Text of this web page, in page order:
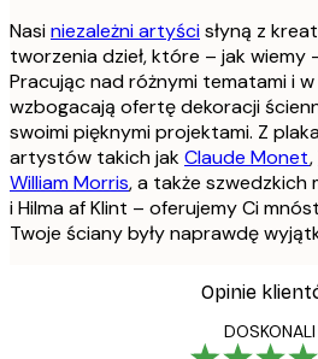
Nasiniezależni artyścisłyną z
tworzenia dzieł, które – jak wiemy
Pracując nad różnymi tematami i
wzbogacają ofertę dekoracji
swoimi pięknymi projektami. Z
artystów takich jakClaude Monet,
William Morris, a także szwedzkich
i Hilma af Klint – oferujemy Ci
Twoje ściany były naprawdę
Opinie
DOSKONALI